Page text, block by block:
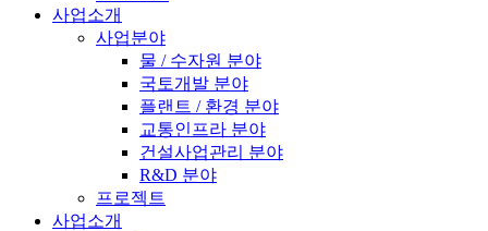
사업소개
사업분야
물 / 수자원 분야
국토개발 분야
플랜트 / 환경 분야
교통인프라 분야
건설사업관리 분야
R&D 분야
프로젝트
사업소개